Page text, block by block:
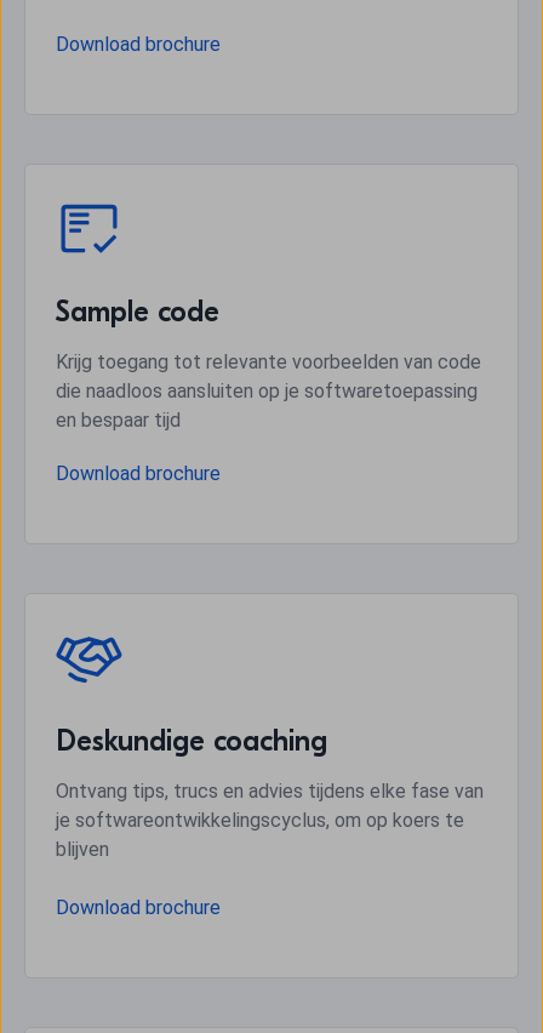
Download brochure
Sample code
Krijg toegang tot relevante voorbeelden van code
die naadloos aansluiten op je softwaretoepassing
en bespaar tijd
Download brochure
Deskundige coaching
Ontvang tips, trucs en advies tijdens elke fase van
je softwareontwikkelingscyclus, om op koers te
blijven
Download brochure